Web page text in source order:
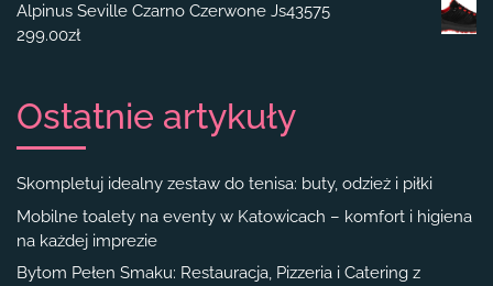
Alpinus Seville Czarno Czerwone Js43575
299.00zł
Ostatnie artykuły
Skompletuj idealny zestaw do tenisa: buty, odzież i piłki
Mobilne toalety na eventy w Katowicach – komfort i higiena
na każdej imprezie
Bytom Pełen Smaku: Restauracja, Pizzeria i Catering z